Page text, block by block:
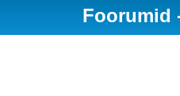
Foorumid